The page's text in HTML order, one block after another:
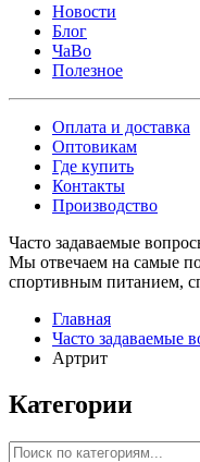
Новости
Блог
ЧаВо
Полезное
Оплата и доставка
Оптовикам
Где купить
Контакты
Производство
Часто задаваемые
Мы отвечаем на самые
спортивным питанием,
Главная
Часто задаваемые
Артрит
Категории